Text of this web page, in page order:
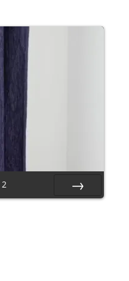
2